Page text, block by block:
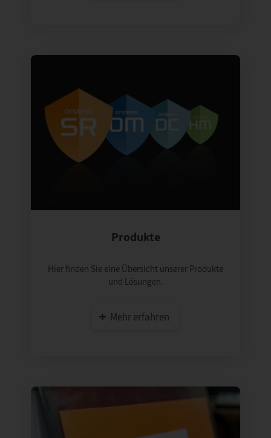
Produkte
Hier finden Sie eine Übersicht unserer Produkte
und Lösungen.
Mehr erfahren